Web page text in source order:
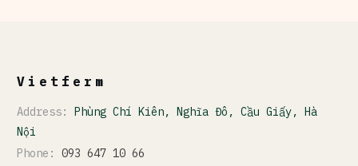
Vietferm
Address: Phùng Chí Kiên, Nghĩa Đô, Cầu Giấy, Hà
Nội
Phone: 093 647 10 66